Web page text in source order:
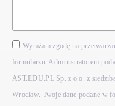
Wyrażam zgodę na
formularzu. Administratorem
AST.EDU.PL Sp. z o.o. z
Wrocław. Twoje dane podane w